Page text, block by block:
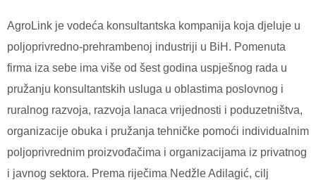
AgroLink je vodeća konsultantska kompanija koja djeluje u
poljoprivredno-prehrambenoj industriji u BiH. Pomenuta
firma iza sebe ima više od šest godina uspješnog rada u
pružanju konsultantskih usluga u oblastima poslovnog i
ruralnog razvoja, razvoja lanaca vrijednosti i poduzetništva,
organizacije obuka i pružanja tehničke pomoći individualnim
poljoprivrednim proizvođačima i organizacijama iz privatnog
i javnog sektora. Prema riječima Nedžle Adilagić, cilj